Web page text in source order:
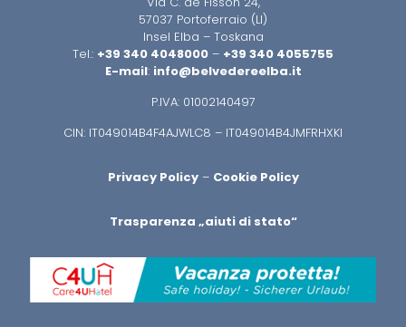
57037 Portoferraio (LI)
Insel Elba – Toskana
Tel.: +39 340 4048000 – +39 340 4055755
E-mail: info@belvedereelba.it
P.IVA: 01002140497
CIN: IT049014B4F4AJWLC8 – IT049014B4JMFRHXKI
Privacy Policy– Cookie Policy
Trasparenza „aiuti di stato“